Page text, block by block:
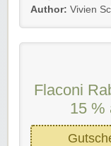
Author: Vivien
Flaconi
15 %